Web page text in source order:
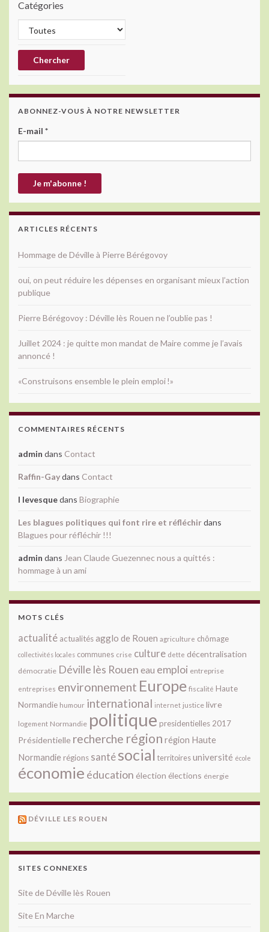
Catégories
ABONNEZ-VOUS À NOTRE NEWSLETTER
E-mail *
ARTICLES RÉCENTS
Hommage de Déville à Pierre Bérégovoy
oui, on peut réduire les dépenses en organisant mieux l’action
publique
Pierre Bérégovoy : Déville lès Rouen ne l’oublie pas !
Juillet 2024 : je quitte mon mandat de Maire comme je l’avais
annoncé !
«Construisons ensemble le plein emploi !»
COMMENTAIRES RÉCENTS
admin dans Contact
Raffin-Gaydans Contact
l levesquedans Biographie
Les blagues politiques qui font rire et réfléchirdans
Blagues pour réfléchir !!!
admin dans Jean Claude Guezennec nous a quittés :
hommage à un ami
MOTS CLÉS
actualité actualitésagglo de Rouen agriculture chômage
collectivités locales communes crise culture dette décentralisation
démocratie Déville lès Rouen eau emploi entreprise
entreprises environnement Europe fiscalité Haute
Normandie humour international internet justice livre
logement Normandie politique presidentielles 2017
Présidentielle recherche région région Haute
Normandie régions santésocial territoiresuniversité école
économie éducation élection élections énergie
DÉVILLE LES ROUEN
SITES CONNEXES
Site de Déville lès Rouen
Site En Marche